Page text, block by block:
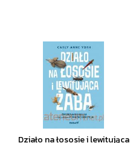
Działo na łososie i lewitująca